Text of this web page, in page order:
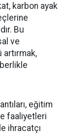
karbon ayak
Bu
ve
eğitim
faaliyetleri
ihracatçı